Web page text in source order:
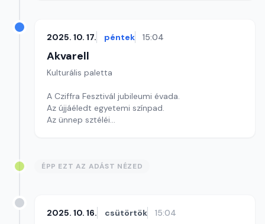
2025. 10. 17. péntek 15:04
Akvarell
Kulturális paletta
A Cziffra Fesztivál jubileumi évada.
Az újjáéledt egyetemi színpad.
Az ünnep sztéléi
ÉPP EZT AZ ADÁST NÉZED
2025. 10. 16. csütörtök 15:04